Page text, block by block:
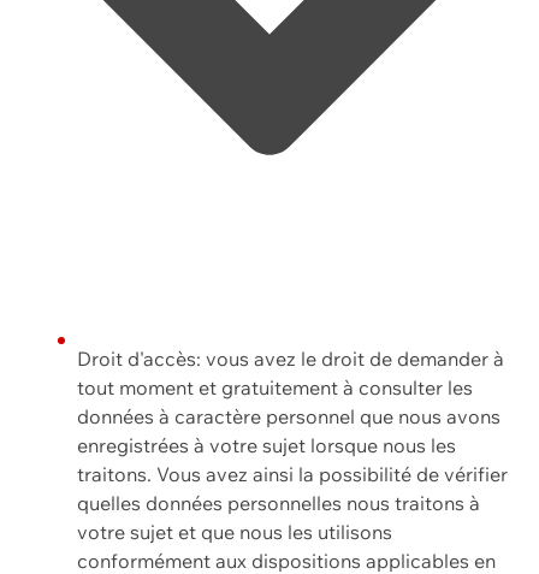
Droit d'accès: vous avez le droit de demander à
tout moment et gratuitement à consulter les
données à caractère personnel que nous avons
enregistrées à votre sujet lorsque nous les
traitons. Vous avez ainsi la possibilité de vérifier
quelles données personnelles nous traitons à
votre sujet et que nous les utilisons
conformément aux dispositions applicables en